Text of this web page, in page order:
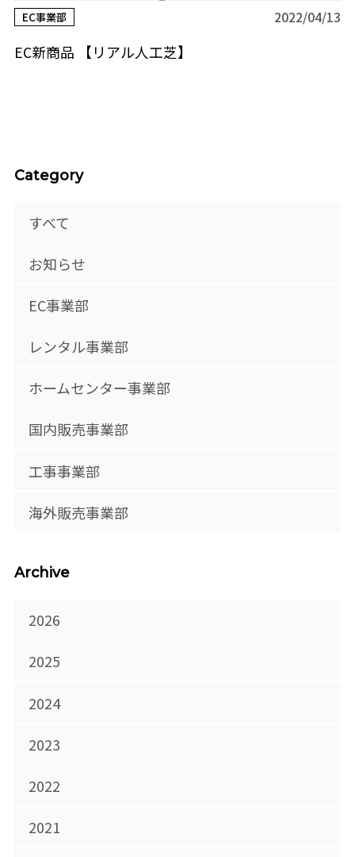
EC事業部 2022/04/13
EC新商品 【リアル人工芝】
Category
すべて
お知らせ
EC事業部
レンタル事業部
ホームセンター事業部
国内販売事業部
工事事業部
海外販売事業部
Archive
2026
2025
2024
2023
2022
2021